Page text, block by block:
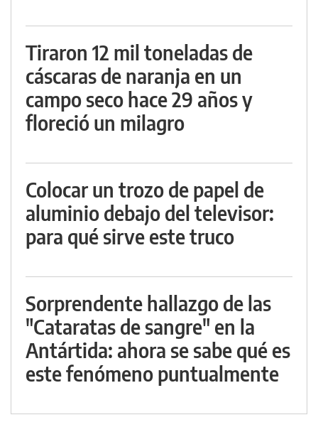
Tiraron 12 mil toneladas de
cáscaras de naranja en un
campo seco hace 29 años y
floreció un milagro
Colocar un trozo de papel de
aluminio debajo del televisor:
para qué sirve este truco
Sorprendente hallazgo de las
"Cataratas de sangre" en la
Antártida: ahora se sabe qué es
este fenómeno puntualmente